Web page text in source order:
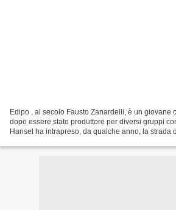
Edipo , al secolo Fausto Zanardelli, è un giovane
dopo essere stato produttore per diversi gruppi
Hansel ha intrapreso, da qualche anno, la strada